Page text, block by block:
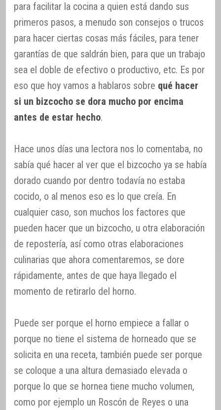
para facilitar la cocina a quien está dando sus
primeros pasos, a menudo son consejos o trucos
para hacer ciertas cosas más fáciles, para tener
garantías de que saldrán bien, para que un trabajo
sea el doble de efectivo o productivo, etc. Es por
eso que hoy vamos a hablaros sobre qué hacer
si un bizcocho se dora mucho por encima
antes de estar hecho.
Hace unos días una lectora nos lo comentaba, no
sabía qué hacer al ver que el bizcocho ya se había
dorado cuando por dentro todavía no estaba
cocido, o al menos eso es lo que creía. En
cualquier caso, son muchos los factores que
pueden hacer que un bizcocho, u otra elaboración
de repostería, así como otras elaboraciones
culinarias que ahora comentaremos, se dore
rápidamente, antes de que haya llegado el
momento de retirarlo del horno.
Puede ser porque el horno empiece a fallar o
porque no tiene el sistema de horneado que se
solicita en una receta, también puede ser porque
se coloque a una altura demasiado elevada o
porque lo que se hornea tiene mucho volumen,
como por ejemplo un Roscón de Reyes o una